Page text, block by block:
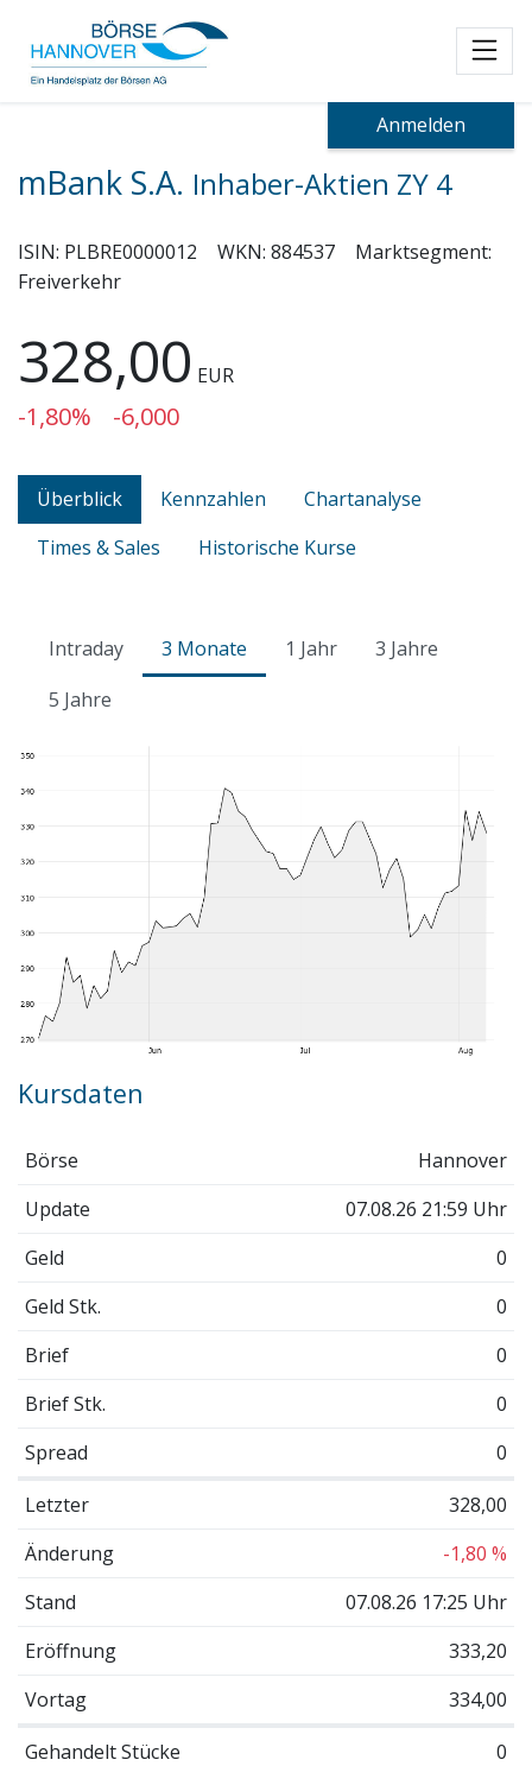
Anmelden
mBank S.A. Inhaber-Aktien ZY 4
ISIN: PLBRE0000012 WKN: 884537
Marktsegment:
Freiverkehr
328,00 EUR
-1,80% -6,000
Überblick Kennzahlen
Chartanalyse
Times & Sales
Historische Kurse
Intraday 3 Monate 1 Jahr
3 Jahre
5 Jahre
Kursdaten
Börse
Hannover
Update
07.08.26 21:59 Uhr
Geld
0
Geld Stk.
0
Brief
0
Brief Stk.
0
Spread
0
Letzter
328,00
Änderung
-1,80 %
Stand
07.08.26 17:25 Uhr
Eröffnung
333,20
Vortag
334,00
Gehandelt Stücke
0